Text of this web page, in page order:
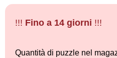
!!! Fino a 14 giorni !!!
Quantità di puzzle nel